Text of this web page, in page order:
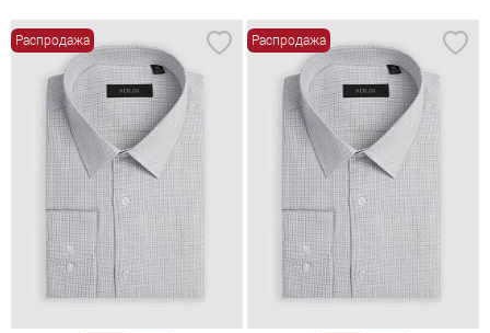
Распродажа Распродажа